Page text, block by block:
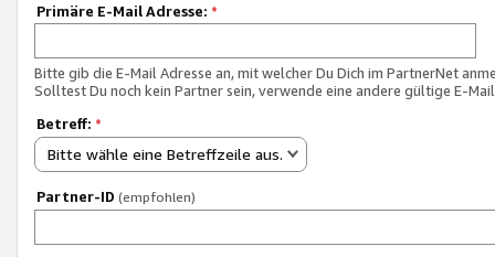
Primäre E-Mail Adresse: *
Bitte gib die E-Mail Adresse an, mit welcher Du Dich im PartnerNet
Solltest Du noch kein Partner sein, verwende eine andere gültige E-
Betreff: *
Bitte wähle eine Betreffzeile aus.
Partner-ID (empfohlen)